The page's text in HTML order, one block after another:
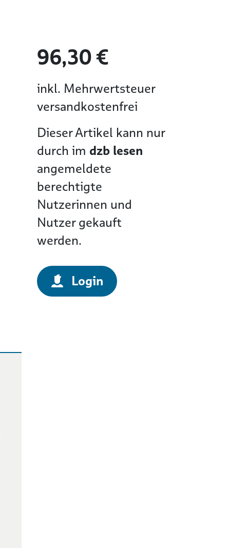
96,30 €
inkl. Mehrwertsteuer
versandkostenfrei
Dieser Artikel kann nur
durch im dzb lesen
angemeldete
berechtigte
Nutzerinnen und
Nutzer gekauft
werden.
Login